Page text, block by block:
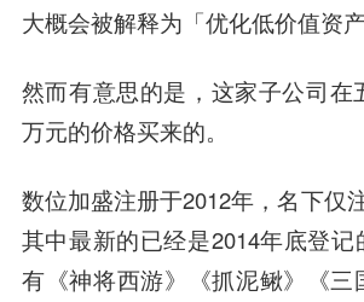
大概会被解释为「优化低价值资产
然而有意思的是，这家子公司在
万元的价格买来的。
数位加盛注册于2012年，名下仅
其中最新的已经是2014年底登记
有《神将西游》《抓泥鳅》《三